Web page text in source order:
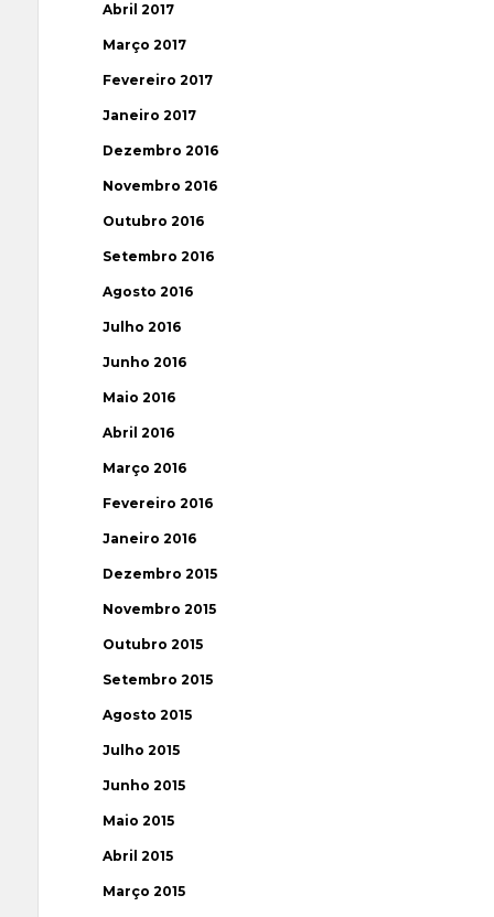
Abril 2017
Março 2017
Fevereiro 2017
Janeiro 2017
Dezembro 2016
Novembro 2016
Outubro 2016
Setembro 2016
Agosto 2016
Julho 2016
Junho 2016
Maio 2016
Abril 2016
Março 2016
Fevereiro 2016
Janeiro 2016
Dezembro 2015
Novembro 2015
Outubro 2015
Setembro 2015
Agosto 2015
Julho 2015
Junho 2015
Maio 2015
Abril 2015
Março 2015